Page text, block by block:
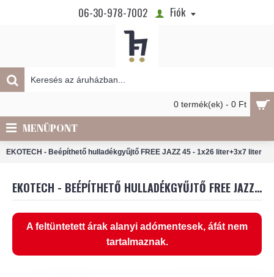
06-30-978-7002 Fiók
0 termék(ek) - 0 Ft
MENÜPONT
EKOTECH - Beépíthető hulladékgyűjtő FREE JAZZ 45 - 1x26 liter+3x7 liter
EKOTECH - BEÉPÍTHETŐ HULLADÉKGYŰJTŐ FREE JAZZ 45 - 1X26 LITER+3X7 LITER
A feltüntetett árak alanyi adómentesek, áfát nem
tartalmaznak.